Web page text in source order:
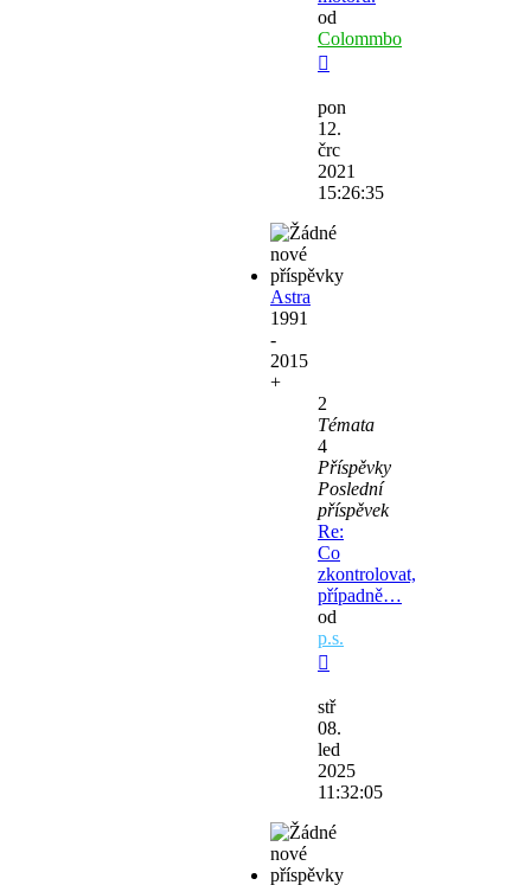
od
Colommbo
poslední
příspěvek
pon
12.
črc
2021
15:26:35
Astra
1991
-
2015
+
2
Témata
4
Příspěvky
Poslední
příspěvek
Re:
Co
zkontrolovat,
případně…
od
p.s.
poslední
příspěvek
stř
08.
led
2025
11:32:05